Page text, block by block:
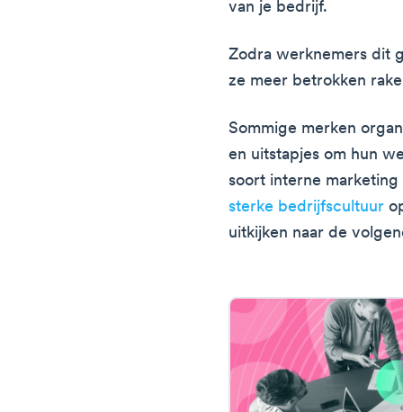
van je bedrijf.
Zodra werknemers dit
ze meer betrokken
Sommige merken
en uitstapjes om hun
soort interne
sterke bedrijfscultuur
uitkijken naar de